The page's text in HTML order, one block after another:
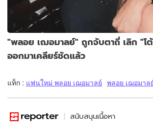
"พลอย เฌอมาลย์" ถูกจับตาถี่ เลิก "โ
ออกมาเคลียร์ชัดแล้ว
แท็ก : แฟนใหม่ พลอย เฌอมาลย์ พลอย เฌอมาล
สนับสนุนเนื้อหา